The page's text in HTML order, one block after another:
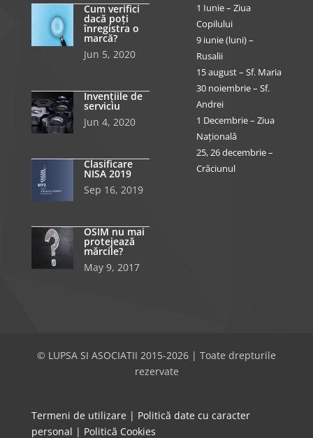
Cum verifici
dacă poți
înregistra o
marcă?
Jun 5, 2020
Invențiile de
serviciu
Jun 4, 2020
Clasificare
NISA 2019
Sep 16, 2019
OSIM nu mai
protejează
mărcile?
May 9, 2017
1 Iunie – Ziua
Copilului
9 iunie (luni) –
Rusalii
15 august – Sf. Maria
30 noiembrie – Sf.
Andrei
1 Decembrie – Ziua
Națională
25, 26 decembrie –
Crăciunul
© LUPSA SI ASOCIATII 2015-2026 | Toate drepturile
rezervate
Termeni de utilizare | Politică date cu caracter
personal | Politică Cookies